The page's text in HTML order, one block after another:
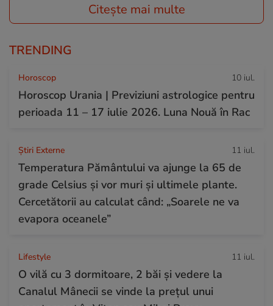
Citește mai multe
TRENDING
Horoscop 10 iul.
Horoscop Urania | Previziuni astrologice pentru
perioada 11 – 17 iulie 2026. Luna Nouă în Rac
Știri Externe 11 iul.
Temperatura Pământului va ajunge la 65 de
grade Celsius și vor muri și ultimele plante.
Cercetătorii au calculat când: „Soarele ne va
evapora oceanele”
Lifestyle 11 iul.
O vilă cu 3 dormitoare, 2 băi și vedere la
Canalul Mânecii se vinde la prețul unui